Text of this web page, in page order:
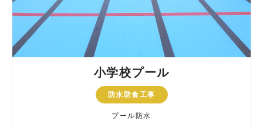
小学校プール
防水防食工事
プール防水